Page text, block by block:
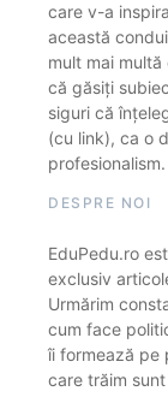
care v-a
această
mult mai
că găsiți
siguri că
(cu link), ca o
DESPRE NOI
EduPedu.ro
exclusiv
Urmărim
cum face
îi formează pe
care trăim